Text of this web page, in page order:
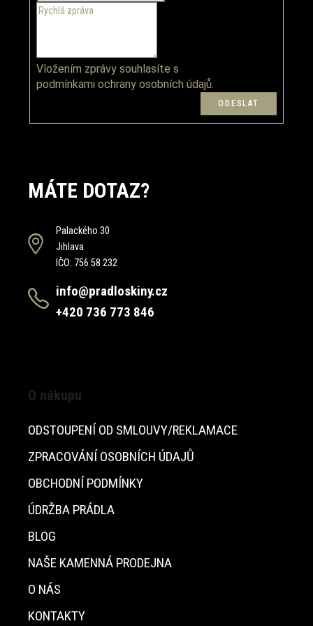
Vložením zprávy souhlasíte s
podmínkami ochrany osobních údajů.
MÁTE DOTAZ?
Palackého 30
Jihlava
IČO: 756 58 232
info@pradloskiny.cz
+420 736 773 846
O nákupu
ODSTOUPENÍ OD SMLOUVY/REKLAMACE
ZPRACOVÁNÍ OSOBNÍCH ÚDAJŮ
OBCHODNÍ PODMÍNKY
ÚDRŽBA PRÁDLA
BLOG
NAŠE KAMENNÁ PRODEJNA
O NÁS
KONTAKTY